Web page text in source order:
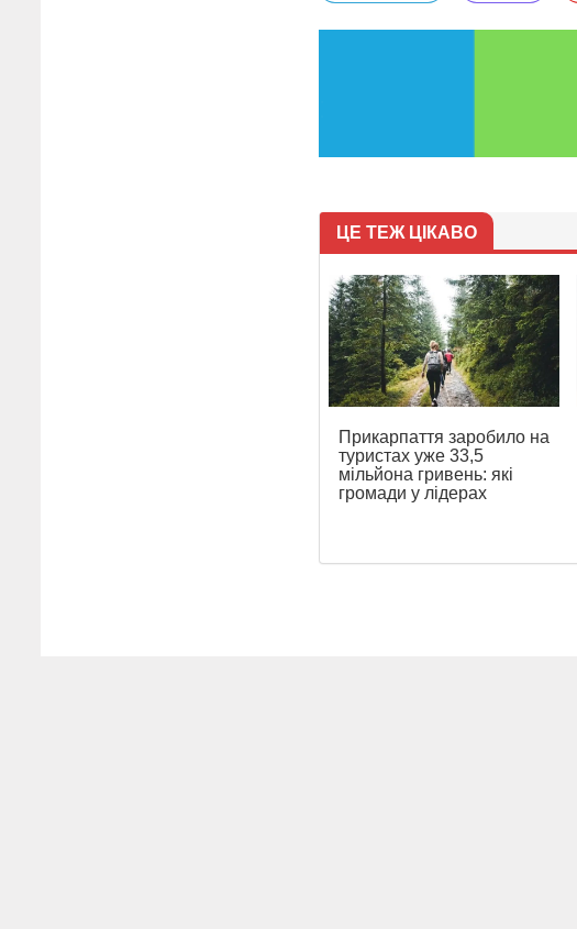
ЦЕ ТЕЖ ЦІКАВО
Прикарпаття заробило на
туристах уже 33,5
мільйона гривень: які
громади у лідерах